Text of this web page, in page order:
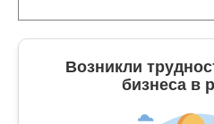
Возникли
бизнеса в